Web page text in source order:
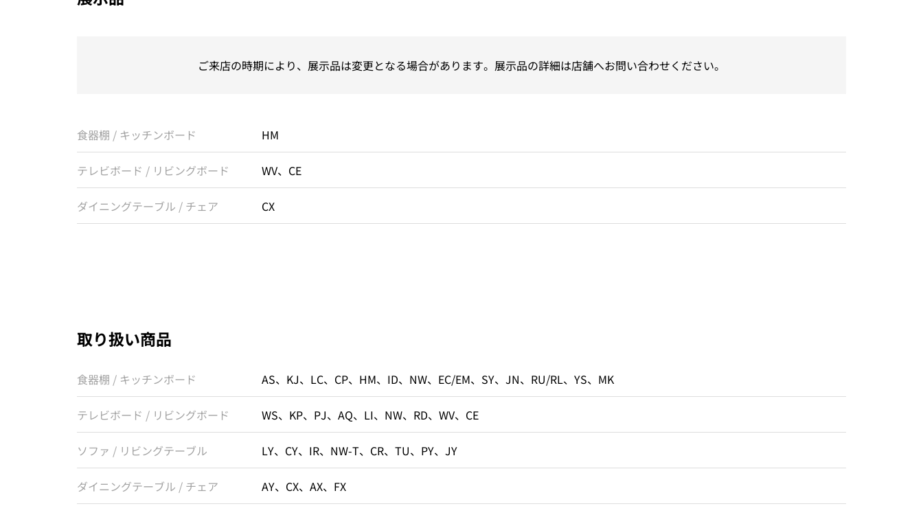
ご来店の時期により、展示品は変更となる場合があります。展示品の詳細は店舗へお問い合わせください。
食器棚 / キッチンボード HM
テレビボード / リビングボード WV、CE
ダイニングテーブル / チェア CX
取り扱い商品
食器棚 / キッチンボード AS、KJ、LC、CP、HM、ID、NW、EC/EM、SY、JN、RU/RL、YS、MK
テレビボード / リビングボード WS、KP、PJ、AQ、LI、NW、RD、WV、CE
ソファ / リビングテーブル LY、CY、IR、NW-T、CR、TU、PY、JY
ダイニングテーブル / チェア AY、CX、AX、FX